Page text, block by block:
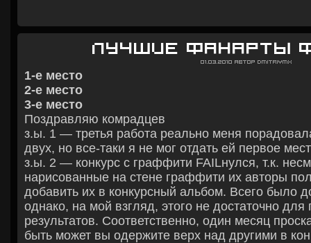
Лучшие фанарты
01.03.2010 Автор DmitriyMX
1-е место
2-е место
3-е место
Поздравляю комрадцев
з.ы. 1 — третья работа реально меня
двух, но все-таки я не мог отдать ей первое
з.ы. 2 — конкурс с граффити FAILнулся, т.к.
нарисованные на стене граффити их авторы
добавить их в конкурсный альбом. Всего было
однако, на мой взгляд, этого не достаточно
результатов. Соответственно, один месяц
быть может вы одержите верх над другими в